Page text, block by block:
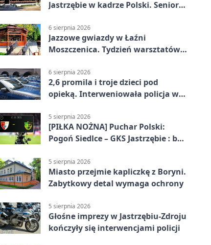
Jastrzębie w kadrze Polski. Seniorzy
6 sierpnia 2026
Jazzowe gwiazdy w Łaźni
Moszczenica. Tydzień warsztatów
6 sierpnia 2026
2,6 promila i troje dzieci pod
opieką. Interweniowała policja w
5 sierpnia 2026
[PIŁKA NOŻNA] Puchar Polski:
Pogoń Siedlce – GKS Jastrzębie : bez
5 sierpnia 2026
Miasto przejmie kapliczkę z Boryni.
Zabytkowy detal wymaga ochrony
5 sierpnia 2026
Głośne imprezy w Jastrzębiu-Zdroju
kończyły się interwencjami policji